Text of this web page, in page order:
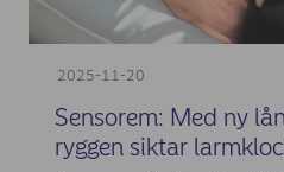
2025-11-20
Sensorem: Med ny
ryggen siktar